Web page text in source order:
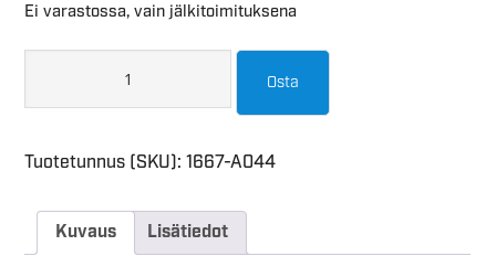
Ei varastossa, vain jälkitoimituksena
Osta
Tuotetunnus (SKU):1667-A044
Kuvaus Lisätiedot